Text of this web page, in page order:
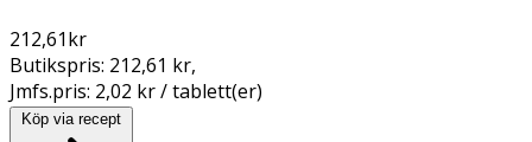
212,61kr
Butikspris: 212,61 kr,
Jmfs.pris: 2,02 kr / tablett(er)
Köp via recept